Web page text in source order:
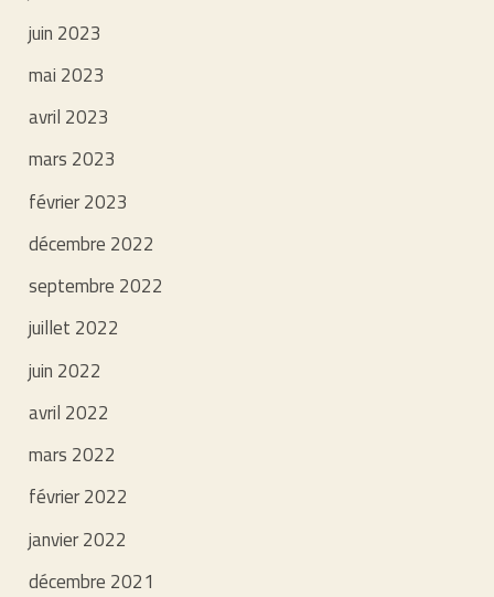
juin 2023
mai 2023
avril 2023
mars 2023
février 2023
décembre 2022
septembre 2022
juillet 2022
juin 2022
avril 2022
mars 2022
février 2022
janvier 2022
décembre 2021